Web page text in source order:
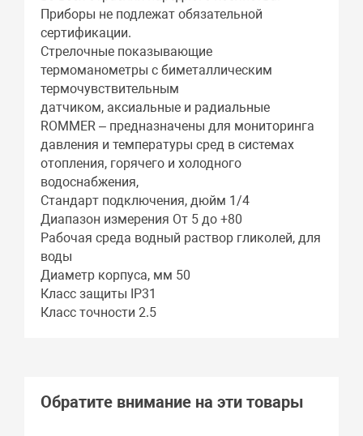
Приборы не подлежат обязательной
сертификации.
Стрелочные показывающие
термоманометры с биметаллическим
термочувствительным
датчиком, аксиальные и радиальные
ROMMER – предназначены для мониторинга
давления и температуры сред в системах
отопления, горячего и холодного
водоснабжения,
Стандарт подключения, дюйм 1/4
Диапазон измерения От 5 до +80
Рабочая среда водный раствор гликолей, для
воды
Диаметр корпуса, мм 50
Класс защиты IP31
Класс точности 2.5
Обратите внимание на эти товары